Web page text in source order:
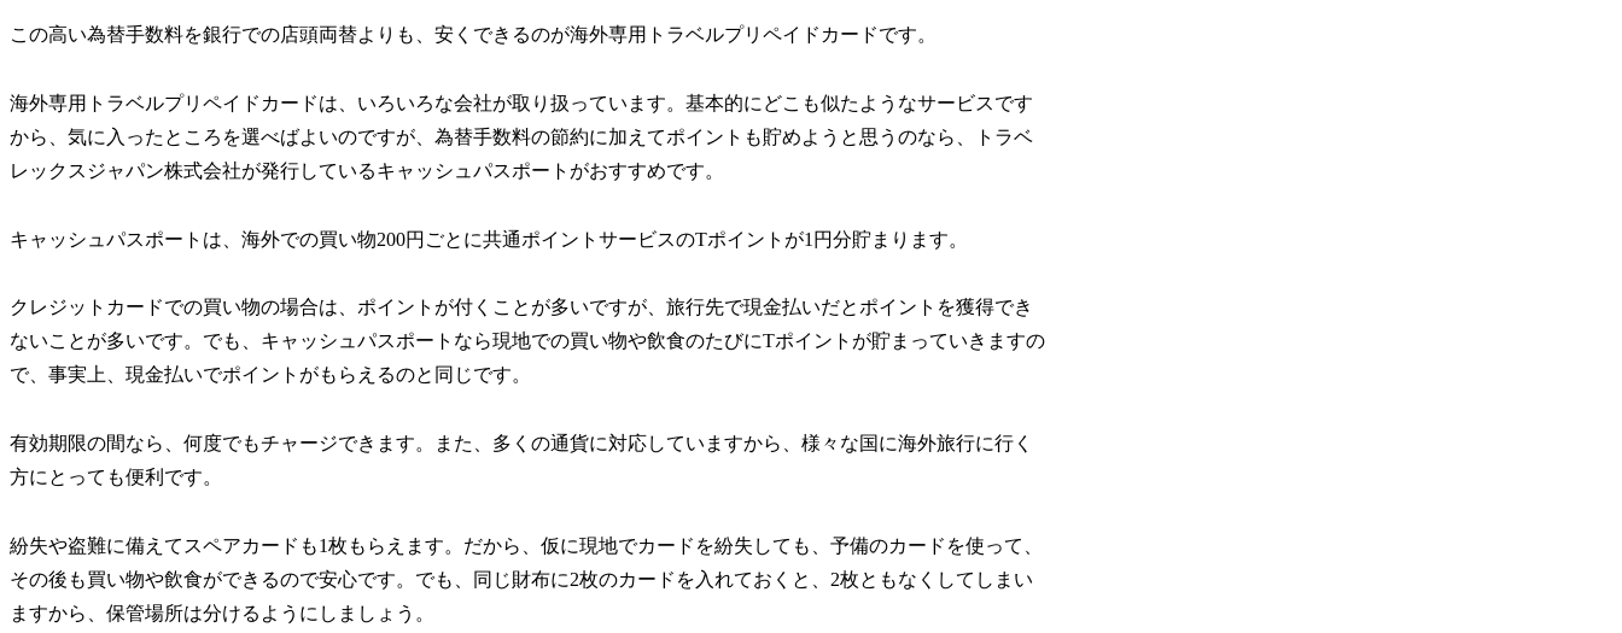
この高い為替手数料を銀行での店頭両替よりも、安くできるのが海外専用トラベルプリペイドカードです。
海外専用トラベルプリペイドカードは、いろいろな会社が取り扱っています。基本的にどこも似たようなサービスです
から、気に入ったところを選べばよいのですが、為替手数料の節約に加えてポイントも貯めようと思うのなら、トラベ
レックスジャパン株式会社が発行しているキャッシュパスポートがおすすめです。
キャッシュパスポートは、海外での買い物200円ごとに共通ポイントサービスのTポイントが1円分貯まります。
クレジットカードでの買い物の場合は、ポイントが付くことが多いですが、旅行先で現金払いだとポイントを獲得でき
ないことが多いです。でも、キャッシュパスポートなら現地での買い物や飲食のたびにTポイントが貯まっていきますの
で、事実上、現金払いでポイントがもらえるのと同じです。
有効期限の間なら、何度でもチャージできます。また、多くの通貨に対応していますから、様々な国に海外旅行に行く
方にとっても便利です。
紛失や盗難に備えてスペアカードも1枚もらえます。だから、仮に現地でカードを紛失しても、予備のカードを使って、
その後も買い物や飲食ができるので安心です。でも、同じ財布に2枚のカードを入れておくと、2枚ともなくしてしまい
ますから、保管場所は分けるようにしましょう。